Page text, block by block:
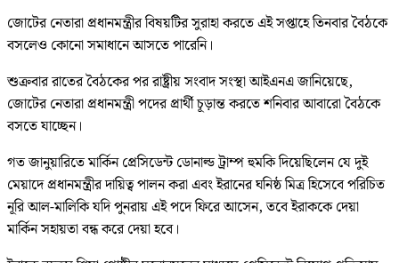
জোটের নেতারা প্রধানমন্ত্রীর বিষয়টির সুরাহা করতে এই সপ্তাহে তিনবার বৈঠকে
বসলেও কোনো সমাধানে আসতে পারেনি।
শুক্রবার রাতের বৈঠকের পর রাষ্ট্রীয় সংবাদ সংস্থা আইএনএ জানিয়েছে,
জোটের নেতারা প্রধানমন্ত্রী পদের প্রার্থী চূড়ান্ত করতে শনিবার আবারো বৈঠকে
বসতে যাচ্ছেন।
গত জানুয়ারিতে মার্কিন প্রেসিডেন্ট ডোনাল্ড ট্রাম্প হুমকি দিয়েছিলেন যে দুই
মেয়াদে প্রধানমন্ত্রীর দায়িত্ব পালন করা এবং ইরানের ঘনিষ্ঠ মিত্র হিসেবে পরিচিত
নূরি আল-মালিকি যদি পুনরায় এই পদে ফিরে আসেন, তবে ইরাককে দেয়া
মার্কিন সহায়তা বন্ধ করে দেয়া হবে।